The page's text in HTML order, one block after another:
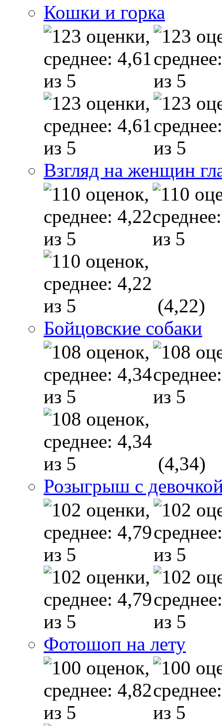
Кошки и горка
Взгляд на женщин
(4,22)
Бойцовские собаки
(4,34)
Розыгрыш с
Фотошоп на лету